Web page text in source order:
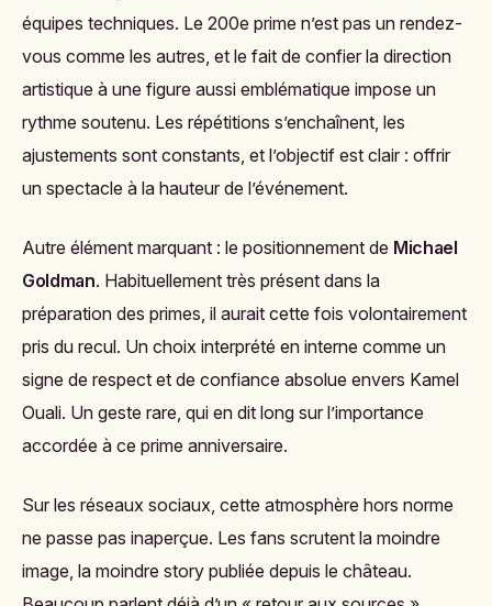
équipes techniques. Le 200e prime n’est pas un rendez-
vous comme les autres, et le fait de confier la direction
artistique à une figure aussi emblématique impose un
rythme soutenu. Les répétitions s’enchaînent, les
ajustements sont constants, et l’objectif est clair : offrir
un spectacle à la hauteur de l’événement.
Autre élément marquant : le positionnement de Michael
Goldman. Habituellement très présent dans la
préparation des primes, il aurait cette fois volontairement
pris du recul. Un choix interprété en interne comme un
signe de respect et de confiance absolue envers Kamel
Ouali. Un geste rare, qui en dit long sur l’importance
accordée à ce prime anniversaire.
Sur les réseaux sociaux, cette atmosphère hors norme
ne passe pas inaperçue. Les fans scrutent la moindre
image, la moindre story publiée depuis le château.